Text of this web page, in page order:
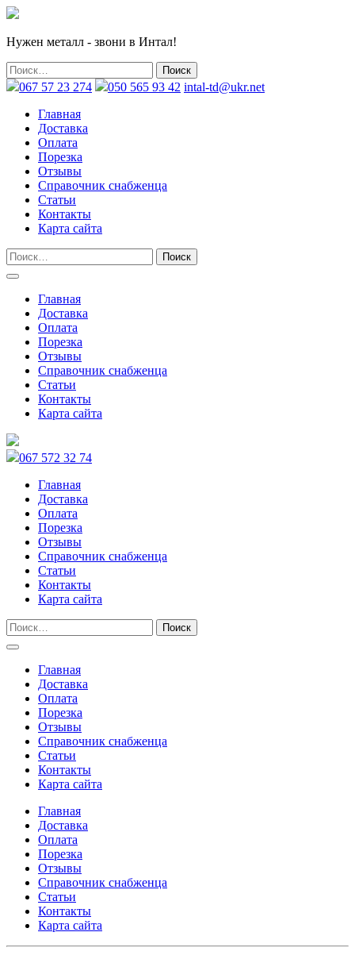
Нужен металл - звони в Интал!
067 57 23 274 050 565 93 42 intal-td@ukr.net
Главная
Доставка
Оплата
Порезка
Отзывы
Справочник снабженца
Статьи
Контакты
Карта сайта
Главная
Доставка
Оплата
Порезка
Отзывы
Справочник снабженца
Статьи
Контакты
Карта сайта
067 572 32 74
Главная
Доставка
Оплата
Порезка
Отзывы
Справочник снабженца
Статьи
Контакты
Карта сайта
Главная
Доставка
Оплата
Порезка
Отзывы
Справочник снабженца
Статьи
Контакты
Карта сайта
Главная
Доставка
Оплата
Порезка
Отзывы
Справочник снабженца
Статьи
Контакты
Карта сайта